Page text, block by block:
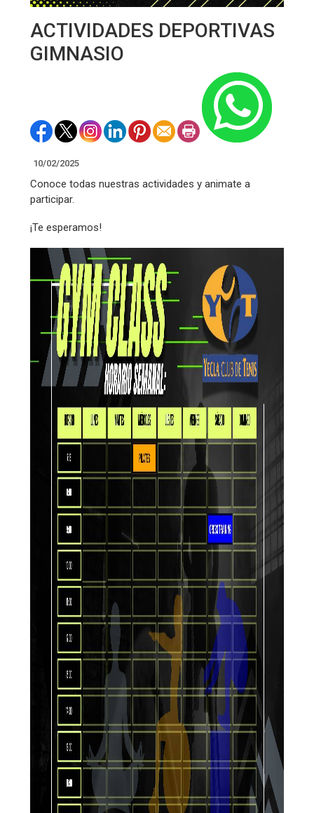
ACTIVIDADES DEPORTIVAS
GIMNASIO
10/02/2025
Conoce todas nuestras actividades y animate a
participar.
¡Te esperamos!